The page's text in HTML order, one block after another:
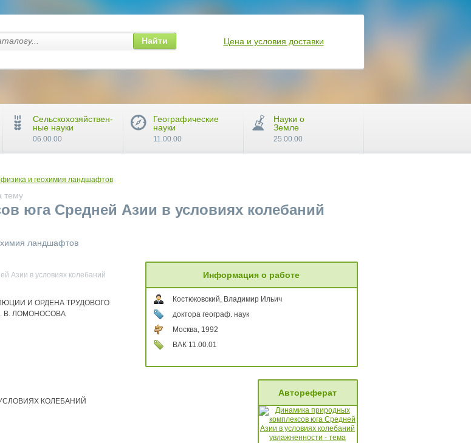
и геохимия ландшафтов
тему
юга Средней Азии в условиях колебаний
ландшафтов
Азии в условиях колебаний
И ОРДЕНА ТРУДОВОГО
В. ЛОМОНОСОВА
КОЛЕБАНИЙ
Информация о работе
Костюковский, Владимир Ильич
доктора географ. наук
Москва, 1992
ВАК 11.00.01
Автореферат
Найти Цена и условия доставки
Сельскохозяйствен-
ные науки
06.00.00
Географические
науки
11.00.00
Науки о
Земле
25.00.00